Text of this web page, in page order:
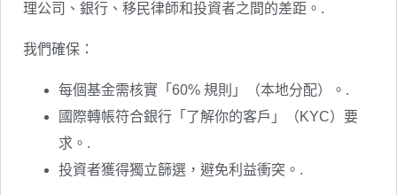
理公司、銀行、移民律師和投資者之間的差距。.
我們確保：
每個基金需核實「60% 規則」（本地分配）。.
國際轉帳符合銀行「了解你的客戶」（KYC）要
求。.
投資者獲得獨立篩選，避免利益衝突。.